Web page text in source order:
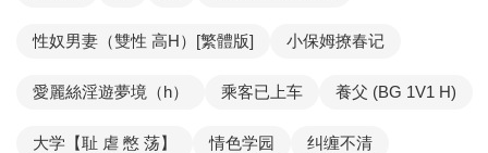
性奴男妻（雙性 高H）[繁體版] 小保姆撩春记
愛麗絲淫遊夢境（h） 乘客已上车 養父 (BG 1V1 H)
大学【耻 虐 憋 荡】 情色学园 纠缠不清